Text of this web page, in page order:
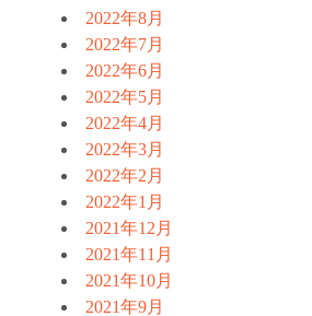
2022年8月
2022年7月
2022年6月
2022年5月
2022年4月
2022年3月
2022年2月
2022年1月
2021年12月
2021年11月
2021年10月
2021年9月